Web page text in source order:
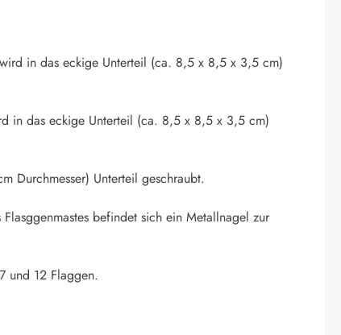
in das eckige Unterteil (ca. 8,5 x 8,5 x 3,5 cm)
in das eckige Unterteil (ca. 8,5 x 8,5 x 3,5 cm)
Durchmesser) Unterteil geschraubt.
befindet sich ein Metallnagel zur
und 12 Flaggen.